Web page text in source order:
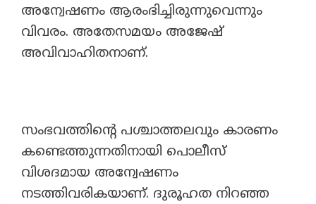
അന്വേഷണം ആരംഭിച്ചിരുന്നുവെന്നും
വിവരം. അതേസമയം അജേഷ്
അവിവാഹിതനാണ്.
സംഭവത്തിന്റെ പശ്ചാത്തലവും കാരണം
കണ്ടെത്തുന്നതിനായി പൊലീസ്
വിശദമായ അന്വേഷണം
നടത്തിവരികയാണ്. ദുരൂഹത നിറഞ്ഞ